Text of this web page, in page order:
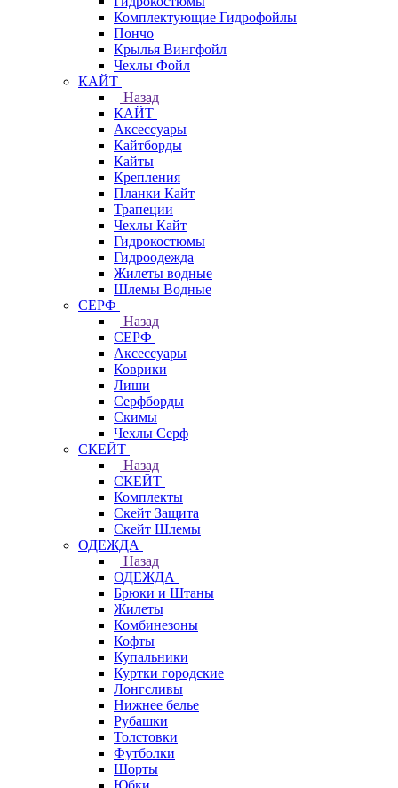
Комплектующие Гидрофойлы
Пончо
Крылья Вингфойл
Чехлы Фойл
КАЙТ
Назад
КАЙТ
Аксессуары
Кайтборды
Кайты
Крепления
Планки Кайт
Трапеции
Чехлы Кайт
Гидрокостюмы
Гидроодежда
Жилеты водные
Шлемы Водные
СЕРФ
Назад
СЕРФ
Аксессуары
Коврики
Лиши
Серфборды
Скимы
Чехлы Cерф
СКЕЙТ
Назад
СКЕЙТ
Комплекты
Скейт Защита
Скейт Шлемы
ОДЕЖДА
Назад
ОДЕЖДА
Брюки и Штаны
Жилеты
Комбинезоны
Кофты
Купальники
Куртки городские
Лонгсливы
Нижнее белье
Рубашки
Толстовки
Футболки
Шорты
Юбки